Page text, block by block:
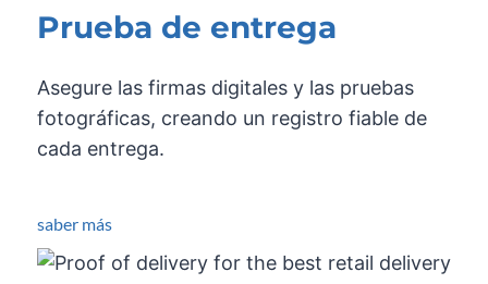
Prueba de entrega
Asegure las firmas digitales y las pruebas
fotográficas, creando un registro fiable de
cada entrega.
saber más